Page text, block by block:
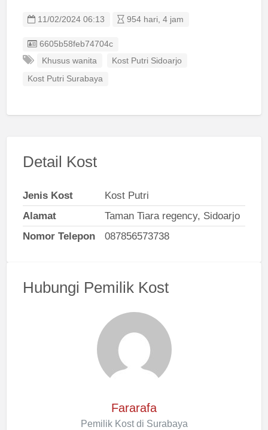
11/02/2024 06:13 954 hari, 4 jam
Listing ID
6605b58feb74704c
Khusus wanita
Kost Putri Sidoarjo
Kost Putri Surabaya
Detail Kost
Jenis Kost
Kost Putri
Alamat
Taman Tiara regency, Sidoarjo
Nomor Telepon
087856573738
Hubungi Pemilik Kost
Fararafa
Pemilik Kost di Surabaya